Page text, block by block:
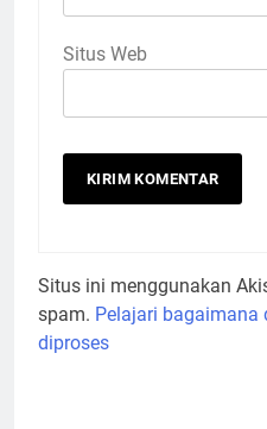
Situs Web
Situs ini menggunakan
spam. Pelajari bagaimana
diproses